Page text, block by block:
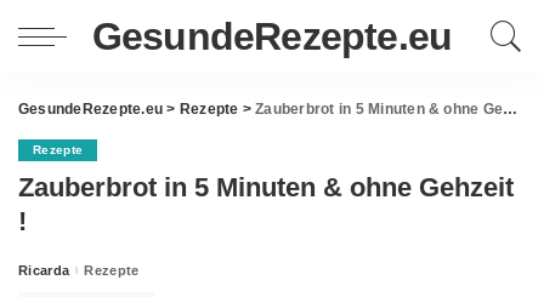
GesundeRezepte.eu
GesundeRezepte.eu > Rezepte >Zauberbrot in 5 Minuten & ohne Gehzeit !
Rezepte
Zauberbrot in 5 Minuten & ohne Gehzeit
!
Posted
Ricarda Rezepte